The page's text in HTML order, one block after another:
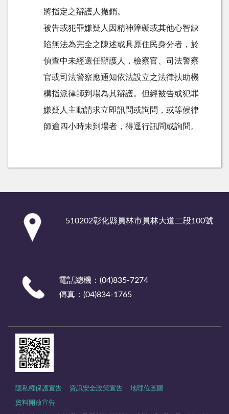
將指定之辯護人撤銷。
被告或犯罪嫌疑人因精神障礙或其他心智缺
陷無法為完全之陳述或具原住民身分者，於
偵查中未經選任辯護人，檢察官、司法警察
官或司法警察應通知依法設立之法律扶助機
構指派律師到場為其辯護。但經被告或犯罪
嫌疑人主動請求立即訊問或詢問，或等候律
師逾四小時未到場者，得逕行訊問或詢問。
510202彰化縣員林市員林大道二段100號
電話總機：(04)835-7274
傳真：(04)834-1765
隱私權保護宣告 資訊安全政策宣告 地理位置圖
資料開放宣告